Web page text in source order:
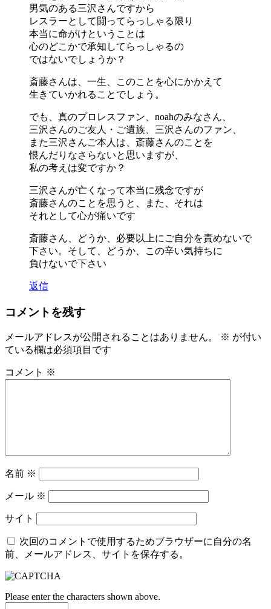
男気のある三沢さんですから
レスラーとして闘ってらっしゃる限り
本当に命がけということは
心のどこかで承知してらっしゃるの
ではないでしょうか？
斎藤さんは、一生、このことを心にかかえて
生きていかれることでしょう。
でも、真のプロレスファン、noahのみなさん、
三沢さんのご友人・ご遺族、三沢さんのファン、
また三沢さんご本人は、斎藤さんのことを
恨んだりなさらないと思いますが、
私の考えは変ですか？
三沢さんが亡くなって本当に残念ですが
斎藤さんのことを思うと、また、それは
それとして心が痛いです
斎藤さん、どうか、必要以上にご自分を責めないで
下さい。そして、どうか、この辛い気持ちに
負けないで下さい
返信
コメントを残す
メールアドレスが公開されることはありません。 ※ が付い
ている欄は必須項目です
コメント ※
名前 ※
メール ※
サイト
次回のコメントで使用するためブラウザーに自分の名
前、メールアドレス、サイトを保存する。
Please enter the characters shown above.